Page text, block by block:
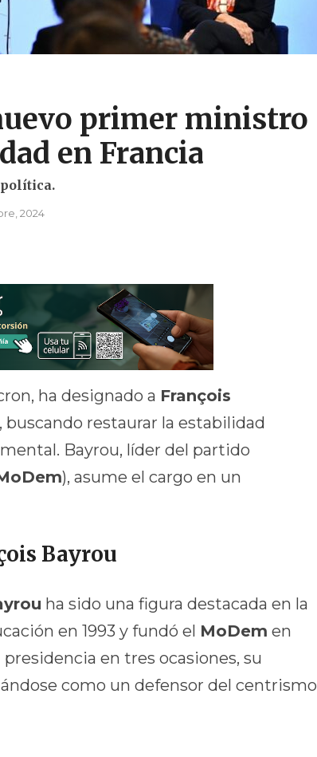
primer ministro
en Francia
2024
ha designado a François
restaurar la estabilidad
Bayrou, líder del partido
), asume el cargo en un
Bayrou
ha sido una figura destacada en la
en 1993 y fundó el MoDem en
en tres ocasiones, su
como un defensor del centrismo